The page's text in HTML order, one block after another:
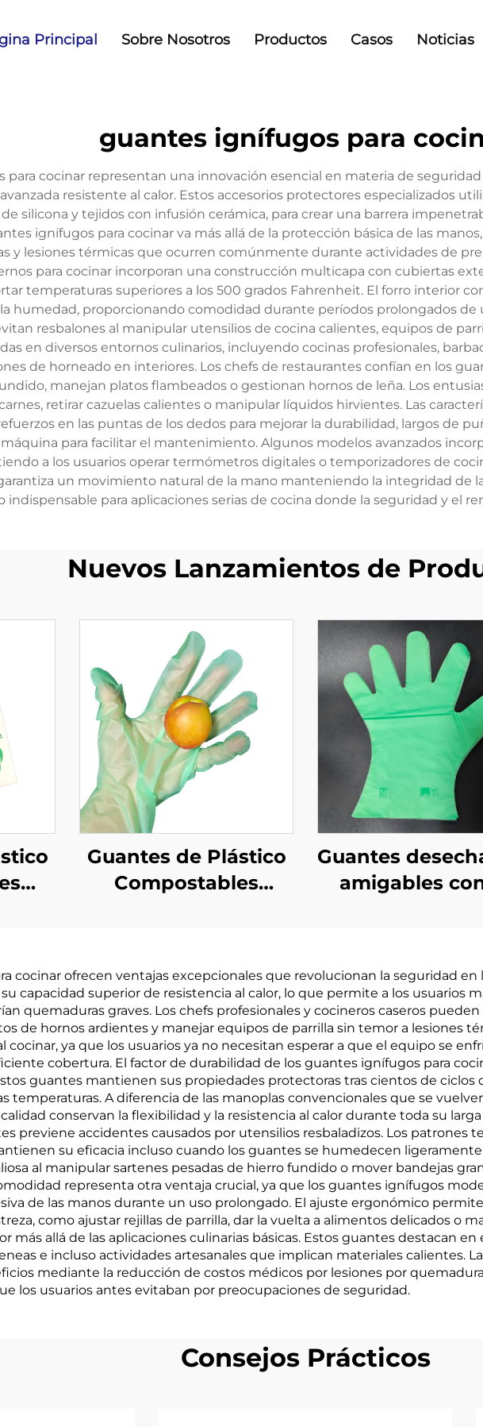
Principal Sobre Nosotros Productos Casos Noticias
guantes ignífugos para
para cocinar representan una innovación esencial en materia de
resistente al calor. Estos accesorios protectores especializados
silicona y tejidos con infusión cerámica, para crear una barrera
ignífugos para cocinar va más allá de la protección básica de las
y lesiones térmicas que ocurren comúnmente durante actividades de
para cocinar incorporan una construcción multicapa con cubiertas
temperaturas superiores a los 500 grados Fahrenheit. El forro interior
humedad, proporcionando comodidad durante períodos prolongados de
resbalones al manipular utensilios de cocina calientes, equipos de
en diversos entornos culinarios, incluyendo cocinas profesionales,
de horneado en interiores. Los chefs de restaurantes confían en los
manejan platos flambeados o gestionan hornos de leña. Los
retirar cazuelas calientes o manipular líquidos hirvientes. Las
en las puntas de los dedos para mejorar la durabilidad, largos de
para facilitar el mantenimiento. Algunos modelos avanzados
a los usuarios operar termómetros digitales o temporizadores de
un movimiento natural de la mano manteniendo la integridad de
para aplicaciones serias de cocina donde la seguridad y el
Nuevos Lanzamientos de
Guantes de Plástico
Compostables
Almidón de Maíz
Guantes
amigables
material de
PBAT
maíz
cocinar ofrecen ventajas excepcionales que revolucionan la seguridad en
capacidad superior de resistencia al calor, lo que permite a los
quemaduras graves. Los chefs profesionales y cocineros caseros
de hornos ardientes y manejar equipos de parrilla sin temor a lesiones
cocinar, ya que los usuarios ya no necesitan esperar a que el equipo se
cobertura. El factor de durabilidad de los guantes ignífugos para
guantes mantienen sus propiedades protectoras tras cientos de ciclos
temperaturas. A diferencia de las manoplas convencionales que se
conservan la flexibilidad y la resistencia al calor durante toda su
previene accidentes causados por utensilios resbaladizos. Los patrones
su eficacia incluso cuando los guantes se humedecen
al manipular sartenes pesadas de hierro fundido o mover bandejas
representa otra ventaja crucial, ya que los guantes ignífugos
de las manos durante un uso prolongado. El ajuste ergonómico
como ajustar rejillas de parrilla, dar la vuelta a alimentos delicados o
más allá de las aplicaciones culinarias básicas. Estos guantes destacan
e incluso actividades artesanales que implican materiales calientes.
mediante la reducción de costos médicos por lesiones por
los usuarios antes evitaban por preocupaciones de seguridad.
Consejos Prácticos